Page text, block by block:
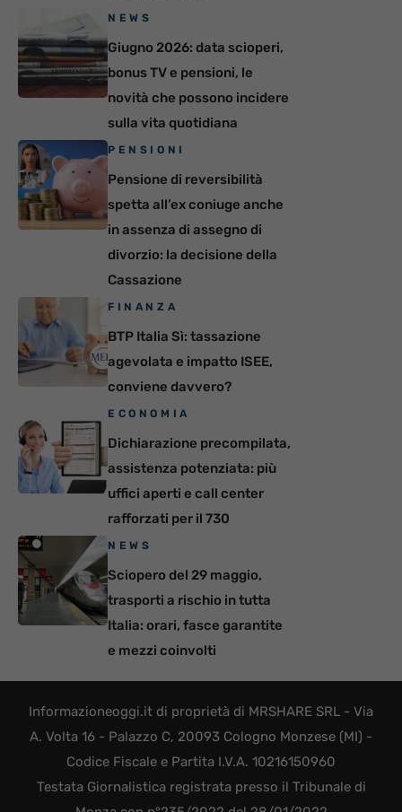
NEWS
Giugno 2026: data scioperi,
bonus TV e pensioni, le
novità che possono incidere
sulla vita quotidiana
PENSIONI
Pensione di reversibilità
spetta all’ex coniuge anche
in assenza di assegno di
divorzio: la decisione della
Cassazione
FINANZA
BTP Italia Sì: tassazione
agevolata e impatto ISEE,
conviene davvero?
ECONOMIA
Dichiarazione precompilata,
assistenza potenziata: più
uffici aperti e call center
rafforzati per il 730
NEWS
Sciopero del 29 maggio,
trasporti a rischio in tutta
Italia: orari, fasce garantite
e mezzi coinvolti
Informazioneoggi.it di proprietà di MRSHARE SRL - Via
A. Volta 16 - Palazzo C, 20093 Cologno Monzese (MI) -
Codice Fiscale e Partita I.V.A. 10216150960
Testata Giornalistica registrata presso il Tribunale di